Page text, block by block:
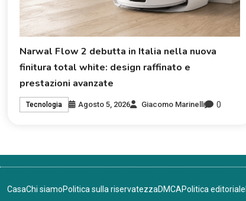
Narwal Flow 2 debutta in Italia nella nuova
finitura total white: design raffinato e
prestazioni avanzate
Tecnologia Agosto 5, 2026 Giacomo Marinelli 0
CasaChi siamoPolitica sulla riservatezzaDMCAPolitica editoriale